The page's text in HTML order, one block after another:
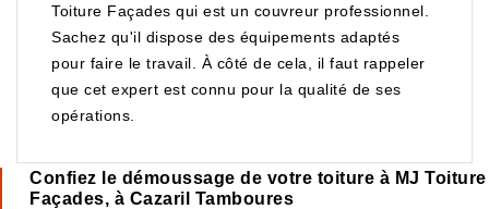
Toiture Façades qui est un couvreur professionnel.
Sachez qu'il dispose des équipements adaptés
pour faire le travail. À côté de cela, il faut rappeler
que cet expert est connu pour la qualité de ses
opérations.
Confiez le démoussage de votre toiture à MJ Toiture
Façades, à Cazaril Tamboures